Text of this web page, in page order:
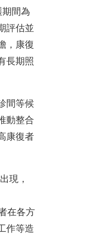
間為
評估並
，康復
長期照
間等候
動整合
康復者
現，
在各方
作等造